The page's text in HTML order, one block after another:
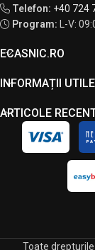
Telefon: +40 724
Program: L-V:
ECASNIC.RO
INFORMAȚII UTILE
ARTICOLE
Toate